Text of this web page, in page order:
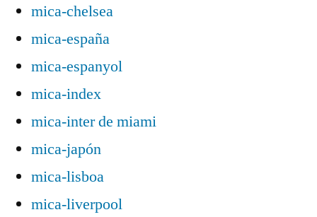
mica-chelsea
mica-españa
mica-espanyol
mica-index
mica-inter de miami
mica-japón
mica-lisboa
mica-liverpool